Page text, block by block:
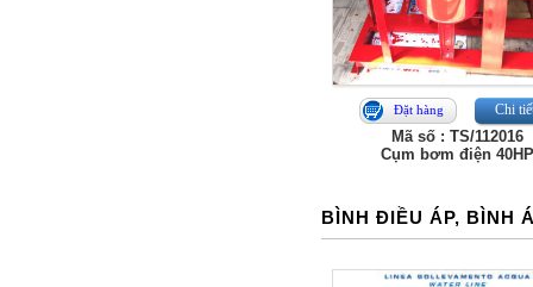
Đặt hàng Chi
Mã số : TS/112016
Cụm bơm điện
BÌNH ĐIỀU ÁP, BÌNH